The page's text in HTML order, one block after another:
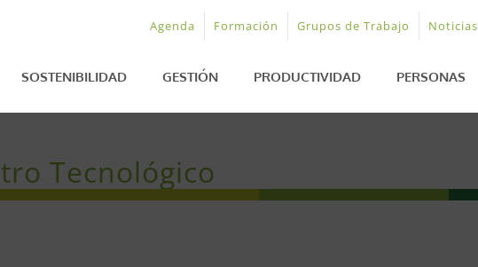
Agenda Formación Grupos de Trabajo Noticias
SOSTENIBILIDAD GESTIÓN PRODUCTIVIDAD PERSONAS
Tecnológico